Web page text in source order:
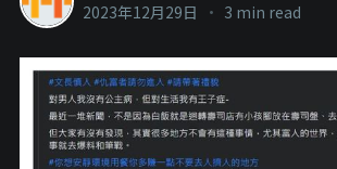
2023年12月29日 • 3 min read